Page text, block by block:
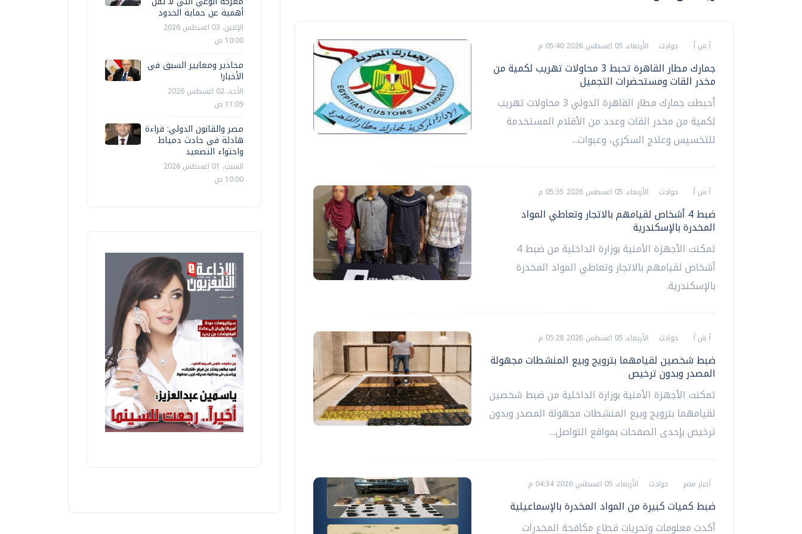
أ ش أ حوادث الأربعاء، 05 اغسطس 2026 05:40 م
جمارك مطار القاهرة تحبط 3 محاولات تهريب لكمية من
مخدر القات ومستحضرات التجميل
أحبطت جمارك مطار القاهرة الدولي 3 محاولات تهريب
لكمية من مخدر القات وعدد من الأقلام المستخدمة
للتخسيس وعلاج السكري، وعبوات...
أ ش أ حوادث الأربعاء، 05 اغسطس 2026 05:35 م
ضبط 4 أشخاص لقيامهم بالاتجار وتعاطي المواد
المخدرة بالإسكندرية
تمكنت الأجهزة الأمنية بوزارة الداخلية من ضبط 4
أشخاص لقيامهم بالاتجار وتعاطي المواد المخدرة
بالإسكندرية.
أ ش أ حوادث الأربعاء، 05 اغسطس 2026 05:28 م
ضبط شخصين لقيامهما بترويج وبيع المنشطات مجهولة
المصدر وبدون ترخيص
تمكنت الأجهزة الأمنية بوزارة الداخلية من ضبط شخصين
لقيامهما بترويج وبيع المنشطات مجهولة المصدر وبدون
ترخيص بإحدى الصفحات بمواقع التواصل...
أخبار مصر حوادث الأربعاء، 05 اغسطس 2026 04:34 م
ضبط كميات كبيرة من المواد المخدرة بالإسماعيلية
أكدت معلومات وتحريات قطاع مكافحة المخدرات
أهمية عن حماية الحدود
الإثنين، 03 اغسطس 2026
10:00 ص
محاذير ومعايير السبق في
الأخبار!
الأحد، 02 اغسطس 2026
11:09 ص
مصر والقانون الدولي: قراءة
هادئة في حادث دمياط
واحتواء التصعيد
السبت، 01 اغسطس 2026
10:00 ص